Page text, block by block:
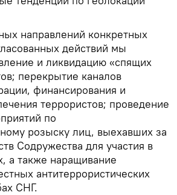
направлений конкретных
действий мы
и ликвидацию «спящих
перекрытие каналов
финансирования и
террористов; проведение
по
розыску лиц, выехавших за
Содружества для участия в
а также наращивание
антитеррористических
СНГ.